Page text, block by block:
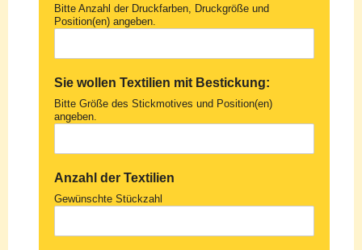
Bitte Anzahl der Druckfarben, Druckgröße und
Position(en) angeben.
Sie wollen Textilien mit Bestickung:
Bitte Größe des Stickmotives und Position(en)
angeben.
Anzahl der Textilien
Gewünschte Stückzahl